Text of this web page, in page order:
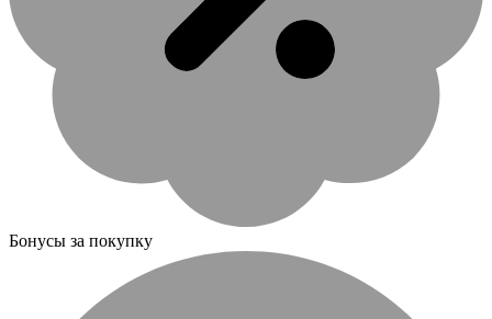
Бонусы за покупку